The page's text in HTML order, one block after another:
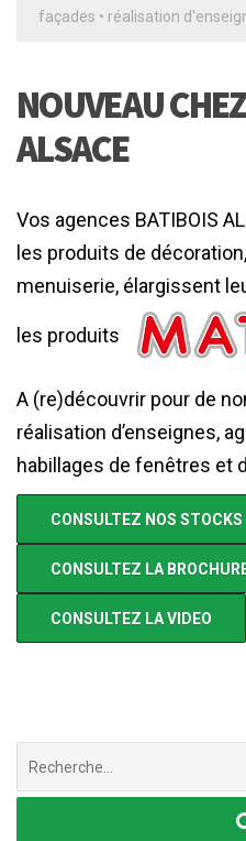
façades • réalisation
NOUVEAU
ALSACE
Vos agences BATIBOIS
les produits de
menuiserie, élargissent
les produits
A (re)découvrir pour de
réalisation d’enseignes,
habillages de fenêtres et
CONSULTEZ NOS STOCKS
CONSULTEZ LA
CONSULTEZ LA VIDEO